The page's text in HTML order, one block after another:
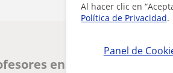
Al hacer clic en
Política de Privacidad.
Panel de
en Rocafort que